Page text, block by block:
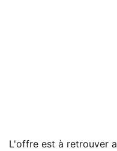
L'offre est à retrouver